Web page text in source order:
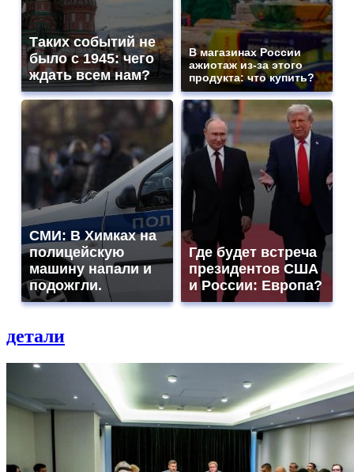
Таких событий не
было с 1945: чего
ждать всем нам?
В магазинах России
ажиотаж из-за этого
продукта: что купить?
СМИ: В Химках на
полицейскую
машину напали и
подожгли.
Где будет встреча
президентов США
и России: Европа?
детали